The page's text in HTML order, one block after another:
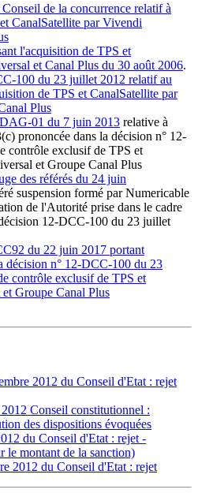
de la concurrence relatif à
CanalSatellite par Vivendi
l'acquisition de TPS et
et Canal Plus du 30 août 2006.
100 du 23 juillet 2012 relatif au
de TPS et CanalSatellite par
Plus
01 du 7 juin 2013 relative à
prononcée dans la décision n° 12-
contrôle exclusif de TPS et
et Groupe Canal Plus
des référés du 24 juin
suspension formé par Numericable
de l'Autorité prise dans le cadre
12-DCC-100 du 23 juillet
du 22 juin 2017 portant
décision n° 12-DCC-100 du 23
contrôle exclusif de TPS et
Groupe Canal Plus
2012 du Conseil d'Etat : rejet
Conseil constitutionnel :
des dispositions évoquées
du Conseil d'Etat : rejet -
le montant de la sanction)
2012 du Conseil d'Etat : rejet